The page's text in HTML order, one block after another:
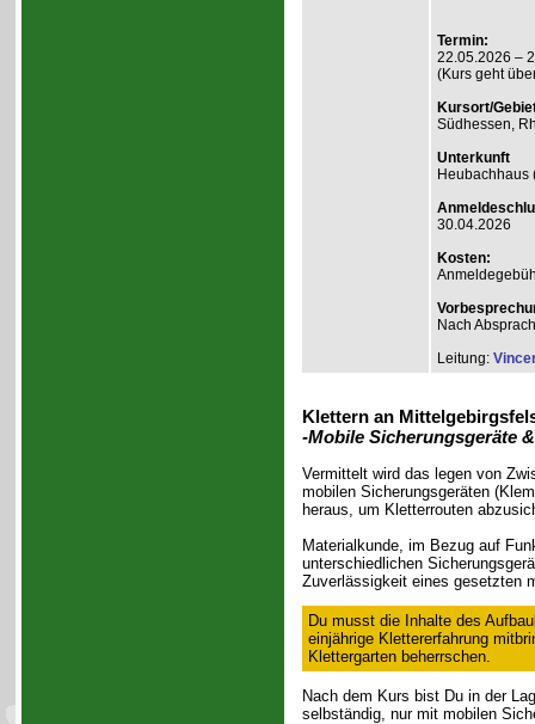
Termin:
22.05.2026 –
(Kurs geht
Kursort/
Südhessen,
Unterkunft
Heubachhaus
30.04.2026
Kosten:
Nach
Leitung:
Klettern an
-Mobile Sicherungsgeräte
Vermittelt wird das legen von
mobilen Sicherungsgeräten
heraus, um Kletterrouten
Materialkunde, im Bezug auf
unterschiedlichen
Zuverlässigkeit eines gesetzten
Du musst die Inhalte des
einjährige Klettererfahrung
Klettergarten beherrschen.
Nach dem Kurs bist Du in der
selbständig, nur mit mobilen